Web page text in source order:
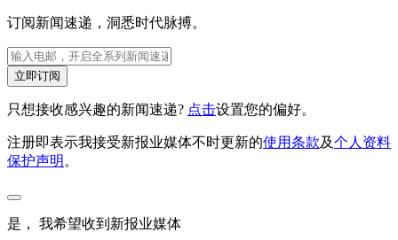
订阅新闻速递，洞悉时代脉搏。
立即订阅
只想接收感兴趣的新闻速递? 点击设置您的偏好。
注册即表示我接受新报业媒体不时更新的使用条款及个人资料
保护声明 。
是， 我希望收到新报业媒体